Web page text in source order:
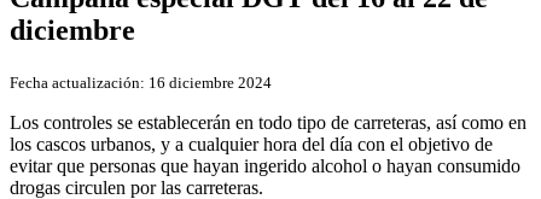
diciembre
Fecha actualización: 16 diciembre 2024
Los controles se establecerán en todo tipo de carreteras, así como en
los cascos urbanos, y a cualquier hora del día con el objetivo de
evitar que personas que hayan ingerido alcohol o hayan consumido
drogas circulen por las carreteras.